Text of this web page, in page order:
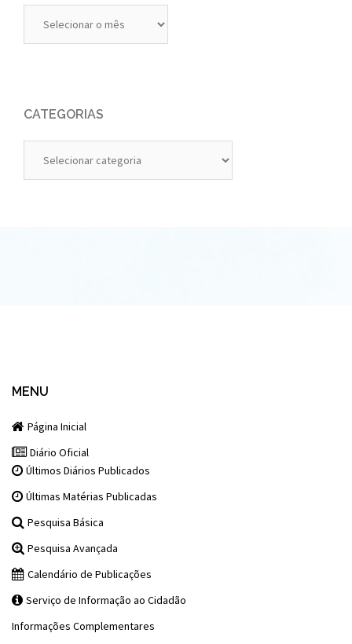
Anteriores
CATEGORIAS
MENU
Página Inicial
Diário Oficial
Últimos Diários Publicados
Últimas Matérias Publicadas
Pesquisa Básica
Pesquisa Avançada
Calendário de Publicações
Serviço de Informação ao Cidadão
Informações Complementares